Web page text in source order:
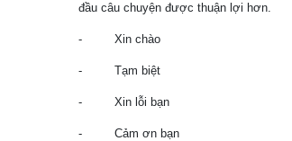
đầu câu chuyện được thuận lợi hơn.
- Xin chào
- Tạm biệt
- Xin lỗi bạn
- Cảm ơn bạn